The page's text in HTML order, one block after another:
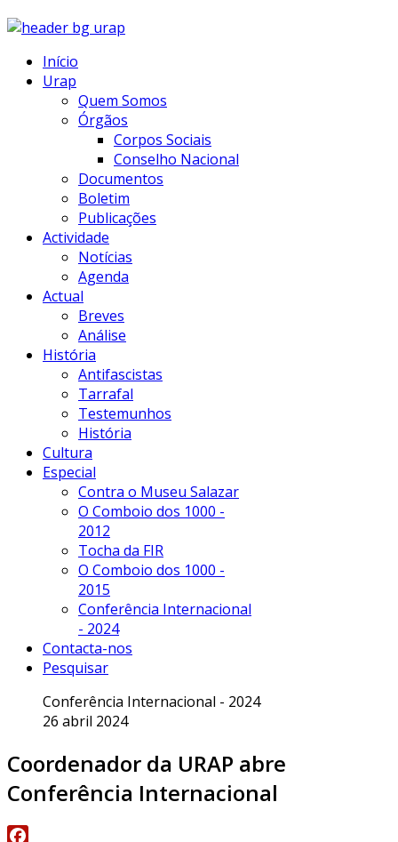
Início
Urap
Quem Somos
Órgãos
Corpos Sociais
Conselho Nacional
Documentos
Boletim
Publicações
Actividade
Notícias
Agenda
Actual
Breves
Análise
História
Antifascistas
Tarrafal
Testemunhos
História
Cultura
Especial
Contra o Museu Salazar
O Comboio dos 1000 -
2012
Tocha da FIR
O Comboio dos 1000 -
2015
Conferência Internacional
- 2024
Contacta-nos
Pesquisar
Conferência Internacional - 2024
26 abril 2024
Coordenador da URAP abre
Conferência Internacional